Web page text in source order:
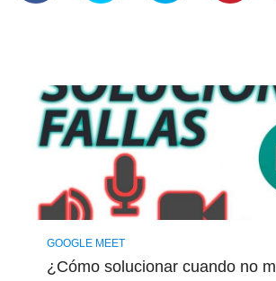
GOOGLE MEET
¿Cómo solucionar cuando no